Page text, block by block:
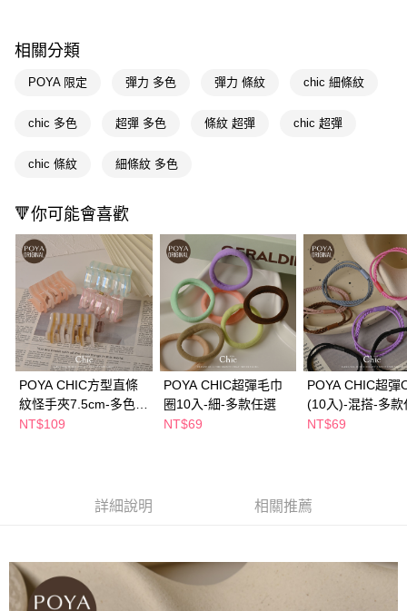
Google Pay
相關說明
【關於「AFTEE先享後付」】
AFTEE先享後付是「在收到商品之後才付款」的支付方式。 讓您購物簡單
便利好安心！
１．簡單：不需註冊會員、不需綁卡、不需儲值。
２．便利：只要手機號碼，簡訊認證，即可結帳。
３．安心：先確認商品／服務後，再付款。
【「AFTEE先享後付」結帳流程】
１．於結帳方式選擇「AFTEE先享後付」後，將跳轉至「AFTEE先享後付」
結帳頁面，進行簡訊認證並確認金額後，即可完成結帳。
２．訂單成立數日內，您將收到繳費通知簡訊。
３．收到繳費通知簡訊後14天內，點擊此簡訊中的連結，可透過四大超商／
※ 交易是否成功請以「AFTEE先享後付 」之結帳頁面顯示為準，若有關於
【注意事項】
１．透過由恩沛科技股份有限公司提供之「AFTEE先享後付」服務完成之交
易，需依本服務之必要範圍內提供個人資料，並將交易相關給付款項請求債
即享券
運送方式
全家取貨付款
每筆NT$65，滿NT$390(含以上)免運費
付款後全家取貨
每筆NT$65，滿NT$390(含以上)免運費
付款後萊爾富取貨
7-11取貨付款
每筆NT$65，滿NT$490(含以上)免運費
相關分類
POYA 限定 彈力 多色 彈力 條紋 chic 細條紋
chic 多色 超彈 多色 條紋 超彈 chic 超彈
chic 條紋 細條紋 多色
🔻你可能會喜歡
POYA CHIC方型直條
紋怪手夾7.5cm-多色任
選
NT$109
POYA CHIC超彈毛巾
圈10入-細-多款任選
NT$69
POYA CHIC超彈
(10入)-混搭-多款
NT$69
詳細說明 相關推薦